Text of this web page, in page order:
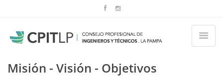
Misión - Visión - Objetivos